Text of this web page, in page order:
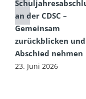
an der CDSC –
Gemeinsam
zurückblicken und
Abschied nehmen
23. Juni 2026